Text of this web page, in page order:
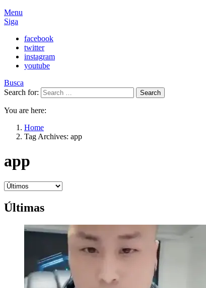
Menu
Siga
facebook
twitter
instagram
youtube
Busca
Search for:
Search
You are here:
Home
Tag Archives: app
app
Últimas